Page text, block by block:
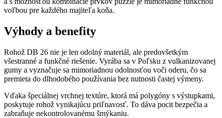
voľbou pre každého majiteľa koňa.
Výhody a benefity
Rohož DB 26 nie je len odolný materiál, ale predovšetkým
všestranné a funkčné riešenie. Vyrába sa v Poľsku z vulkanizovanej
gumy a vyznačuje sa mimoriadnou odolnosťou voči oderu, čo sa
premieta do dlhodobého používania bez nutnosti častej výmeny.
Vďaka špeciálnej vrchnej textúre, ktorá má polygóny s výstupkami,
poskytuje rohož vynikajúcu priľnavosť. To dáva pocit bezpečia a
zabraňuje nekontrolovanému šmýkaniu.